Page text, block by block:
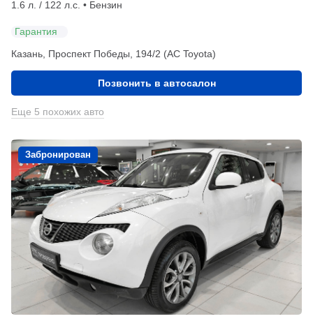
1.6 л. / 122 л.с. • Бензин
Гарантия
Казань, Проспект Победы, 194/2 (АС Toyota)
Позвонить в автосалон
Еще 5 похожих авто
Забронирован